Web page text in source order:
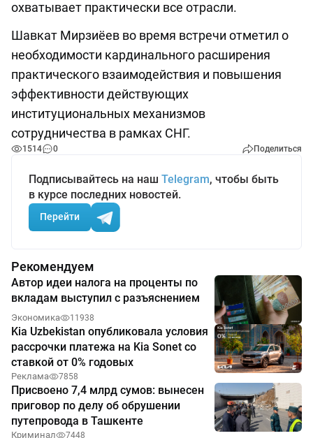
охватывает практически все отрасли.
Шавкат Мирзиёев во время встречи отметил о
необходимости кардинального расширения
практического взаимодействия и повышения
эффективности действующих
институциональных механизмов
сотрудничества в рамках СНГ.
1514 0 Поделиться
Подписывайтесь на наш Telegram, чтобы быть
в курсе последних новостей.
Перейти
Рекомендуем
Автор идеи налога на проценты по
вкладам выступил с разъяснением
Экономика 11938
Kia Uzbekistan опубликовала условия
рассрочки платежа на Kia Sonet со
ставкой от 0% годовых
Реклама 7858
Присвоено 7,4 млрд сумов: вынесен
приговор по делу об обрушении
путепровода в Ташкенте
Криминал 7448